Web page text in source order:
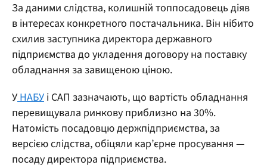
За даними слідства, колишній топпосадовець діяв
в інтересах конкретного постачальника. Він нібито
схилив заступника директора державного
підприємства до укладення договору на поставку
обладнання за завищеною ціною.
УНАБУ і САП зазначають, що вартість обладнання
перевищувала ринкову приблизно на 30%.
Натомість посадовцю держпідприємства, за
версією слідства, обіцяли кар’єрне просування —
посаду директора підприємства.